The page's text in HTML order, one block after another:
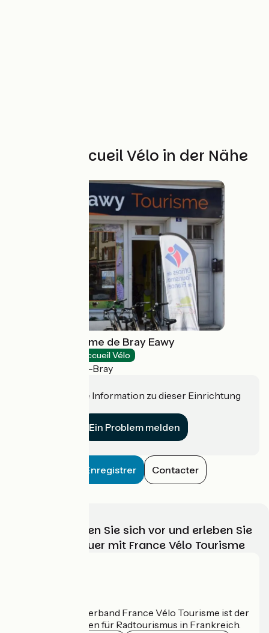
Weitere Accueil Vélo in der Nähe
Office de tourisme de Bray Eawy
Accueil Vélo
Neufchâtel-en-Bray
Haben Sie eine Information zu dieser Einrichtung
Ein Problem melden
Enregistrer Contacter
Wählen, bereiten Sie sich vor und erleben Sie
Ihr Radabenteuer mit France Vélo Tourisme
Der nationale Verband France Vélo Tourisme ist der
offizielle Leitfaden für Radtourismus in Frankreich.